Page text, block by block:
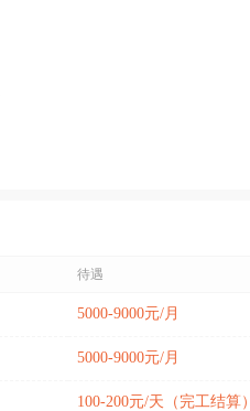
待遇
5000-9000元/月
5000-9000元/月
100-200元/天（完工结算）